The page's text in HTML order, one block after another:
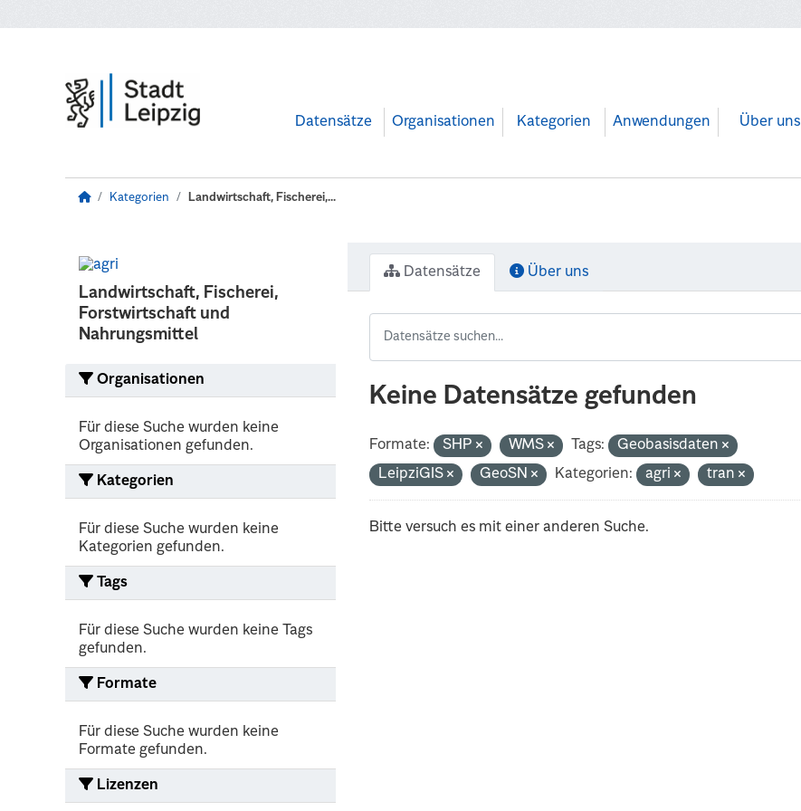
Datensätze Organisationen Kategorien Anwendungen Über uns
Kategorien Landwirtschaft, Fischerei,...
Landwirtschaft, Fischerei,
Forstwirtschaft und
Nahrungsmittel
Organisationen
Für diese Suche wurden keine
Organisationen gefunden.
Kategorien
Für diese Suche wurden keine
Kategorien gefunden.
Tags
Für diese Suche wurden keine Tags
gefunden.
Formate
Für diese Suche wurden keine
Formate gefunden.
Lizenzen
Datensätze Über uns
Keine Datensätze gefunden
Formate: SHP WMS Tags:
Geobasisdaten
LeipziGIS
GeoSN Kategorien: agri tran
Bitte versuch es mit einer anderen Suche.